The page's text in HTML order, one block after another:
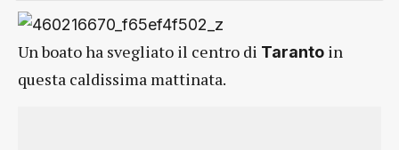
Un boato ha svegliato il centro di Taranto in
questa caldissima mattinata.